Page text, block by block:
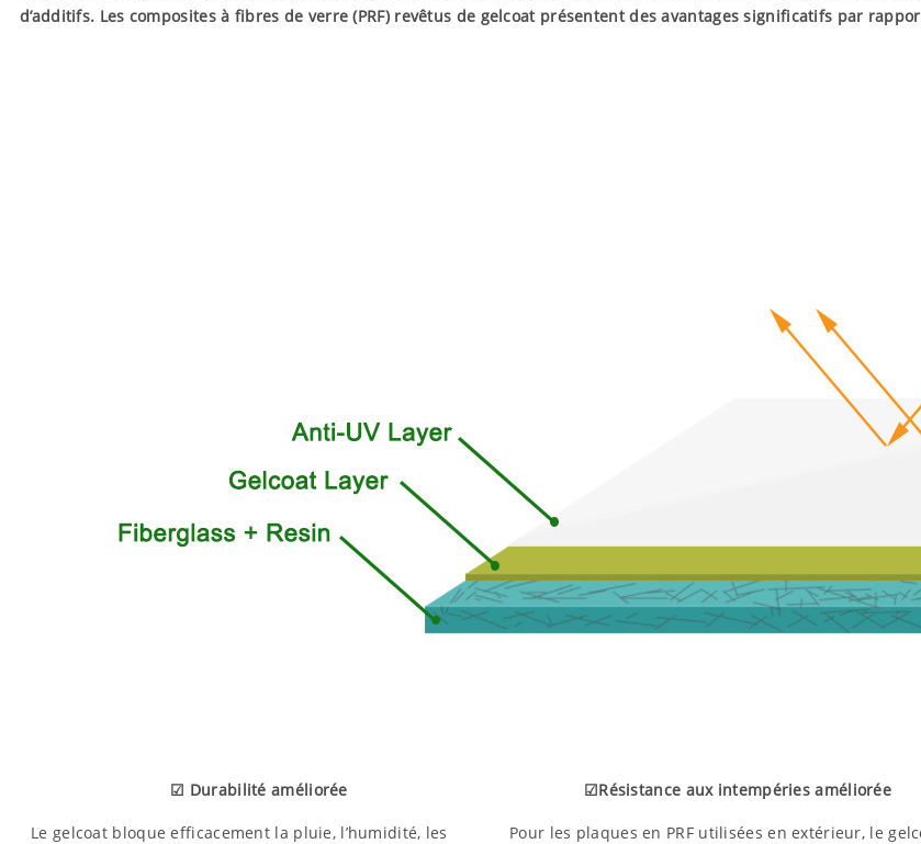
d’additifs. Les composites à fibres de verre (PRF) revêtus de gelcoat présentent des avantages significatifs par
☑ Durabilité améliorée
Le gelcoat bloque efficacement la pluie, l’humidité, les
☑Résistance aux intempéries améliorée
Pour les plaques en PRF utilisées en extérieur, le